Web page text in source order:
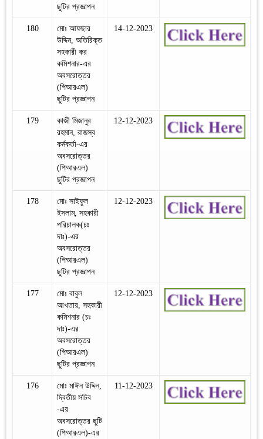
ছুটির প্রজ্ঞাপন
180
মোঃ আফছার
উদ্দিন, অতিরিক্ত
সহকারী কর
কমিশনার-এর
অবসরোত্তর
(পিআরএল)
ছুটির প্রজ্ঞাপন
14-12-2023
179
কাজী মিজানুর
রহমান, রাজস্ব
কর্মকর্তা-এর
অবসরোত্তর
(পিআরএল)
ছুটির প্রজ্ঞাপন
12-12-2023
178
মোঃ সাইফুল
ইসলাম, সহকারী
পরিচালক(চঃ
দাঃ)-এর
অবসরোত্তর
(পিআরএল)
ছুটির প্রজ্ঞাপন
12-12-2023
177
মোঃ বাবুল
আখতার, সহকারী
কমিশনার (চঃ
দাঃ)-এর
অবসরোত্তর
(পিআরএল)
ছুটির প্রজ্ঞাপন
12-12-2023
176
মোঃ মাঈন উদ্দিন,
দ্বিতীয় সচিব
-এর
অবসরোত্তর ছুটি
(পিআরএল)-এর
11-12-2023